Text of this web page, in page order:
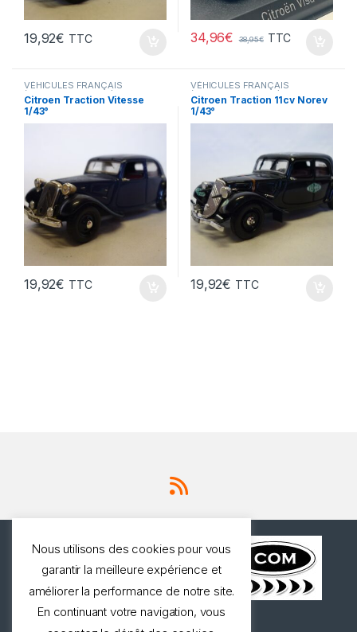
19,92€ TTC 34,96€ 38,95€ TTC
VÉHICULES FRANÇAIS
(voitures,camions...)
Citroen Traction Vitesse
1/43°
19,92€ TTC
VÉHICULES FRANÇAIS
(voitures,camions...)
Citroen Traction 11cv Norev
1/43°
19,92€ TTC
Nous utilisons des cookies pour vous
garantir la meilleure expérience et
améliorer la performance de notre site.
En continuant votre navigation, vous